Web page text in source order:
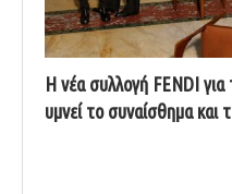
Η νέα συλλογή FENDI
υμνεί το συναίσθημα και